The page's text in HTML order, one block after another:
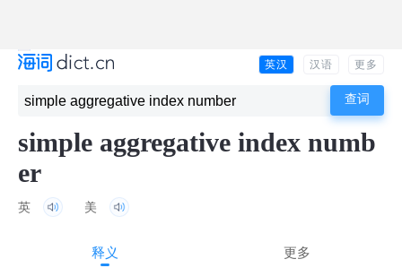
英汉 汉语 更多
simple aggregative index numb
er
英 美
释义 更多